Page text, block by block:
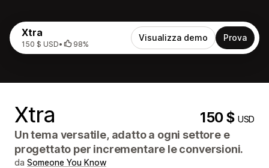
Xtra
150 $ USD• 98%
Visualizza demo Prova
Xtra 150 $USD
Un tema versatile, adatto a ogni settore e
progettato per incrementare le conversioni.
da Someone You Know